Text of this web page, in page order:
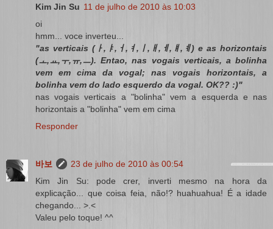
Kim Jin Su 11 de julho de 2010 às 10:03
oi
hmm... voce inverteu...
"as verticais (ㅏ,ㅑ,ㅓ,ㅕ,ㅣ,ㅐ,ㅔ,ㅒ,ㅖ) e as horizontais
(ㅗ,ㅛ,ㅜ,ㅠ,ㅡ). Entao, nas vogais verticais, a bolinha
vem em cima da vogal; nas vogais horizontais, a
bolinha vem do lado esquerdo da vogal. OK?? :)"
nas vogais verticais a "bolinha" vem a esquerda e nas
horizontais a "bolinha" vem em cima
Responder
바보
23 de julho de 2010 às 00:54
Kim Jin Su: pode crer, inverti mesmo na hora da
explicação... que coisa feia, não!? huahuahua! É a idade
chegando... >.<
Valeu pelo toque! ^^